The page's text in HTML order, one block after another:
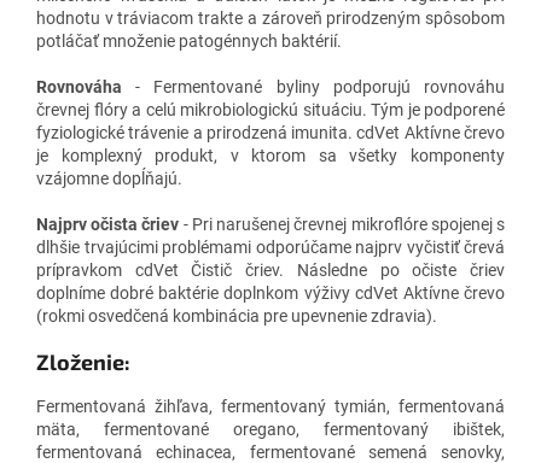
hodnotu v tráviacom trakte a zároveň prirodzeným spôsobom
potláčať množenie patogénnych baktérií.
Rovnováha - Fermentované byliny podporujú rovnováhu
črevnej flóry a celú mikrobiologickú situáciu. Tým je podporené
fyziologické trávenie a prirodzená imunita. cdVet Aktívne črevo
je komplexný produkt, v ktorom sa všetky komponenty
vzájomne dopĺňajú.
Najprv očista čriev - Pri narušenej črevnej mikroflóre spojenej s
dlhšie trvajúcimi problémami odporúčame najprv vyčistiť črevá
prípravkom cdVet Čistič čriev. Následne po očiste čriev
doplníme dobré baktérie doplnkom výživy cdVet Aktívne črevo
(rokmi osvedčená kombinácia pre upevnenie zdravia).
Zloženie:
Fermentovaná žihľava, fermentovaný tymián, fermentovaná
mäta, fermentované oregano, fermentovaný ibištek,
fermentovaná echinacea, fermentované semená senovky,